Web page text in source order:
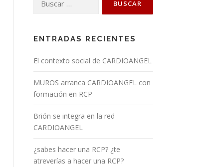
ENTRADAS RECIENTES
El contexto social de CARDIOANGEL
MUROS arranca CARDIOANGEL con
formación en RCP
Brión se integra en la red
CARDIOANGEL
¿sabes hacer una RCP? ¿te
atreverías a hacer una RCP?